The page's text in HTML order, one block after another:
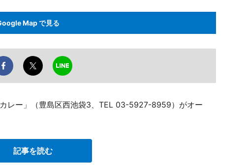
Map で見る
レー」（豊島区西池袋3、TEL 03-5927-8959）がオー
記事を読む